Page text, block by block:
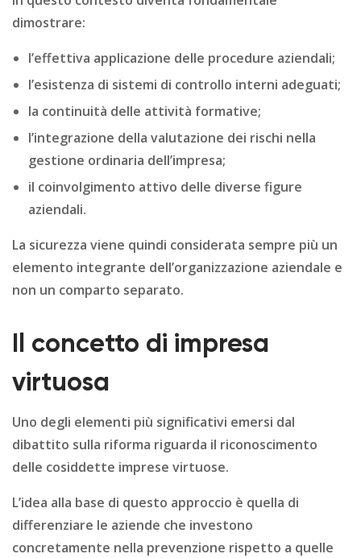
dimostrare:
l’effettiva applicazione delle procedure aziendali;
l’esistenza di sistemi di controllo interni adeguati;
la continuità delle attività formative;
l’integrazione della valutazione dei rischi nella
gestione ordinaria dell’impresa;
il coinvolgimento attivo delle diverse figure
aziendali.
La sicurezza viene quindi considerata sempre più un
elemento integrante dell’organizzazione aziendale e
non un comparto separato.
Il concetto di impresa
virtuosa
Uno degli elementi più significativi emersi dal
dibattito sulla riforma riguarda il riconoscimento
delle cosiddette imprese virtuose.
L’idea alla base di questo approccio è quella di
differenziare le aziende che investono
concretamente nella prevenzione rispetto a quelle